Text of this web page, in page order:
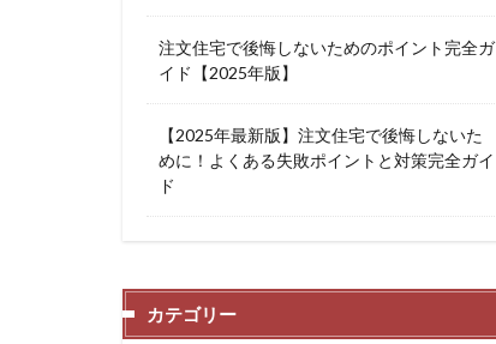
注文住宅で後悔しないためのポイント完全ガ
イド【2025年版】
【2025年最新版】注文住宅で後悔しないた
めに！よくある失敗ポイントと対策完全ガイ
ド
カテゴリー